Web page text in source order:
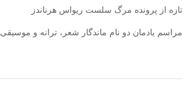
تازه از پرونده مرگ سلست ریواس هرناندز
مراسم یادمان دو نام ماندگار شعر، ترانه و موسیقی